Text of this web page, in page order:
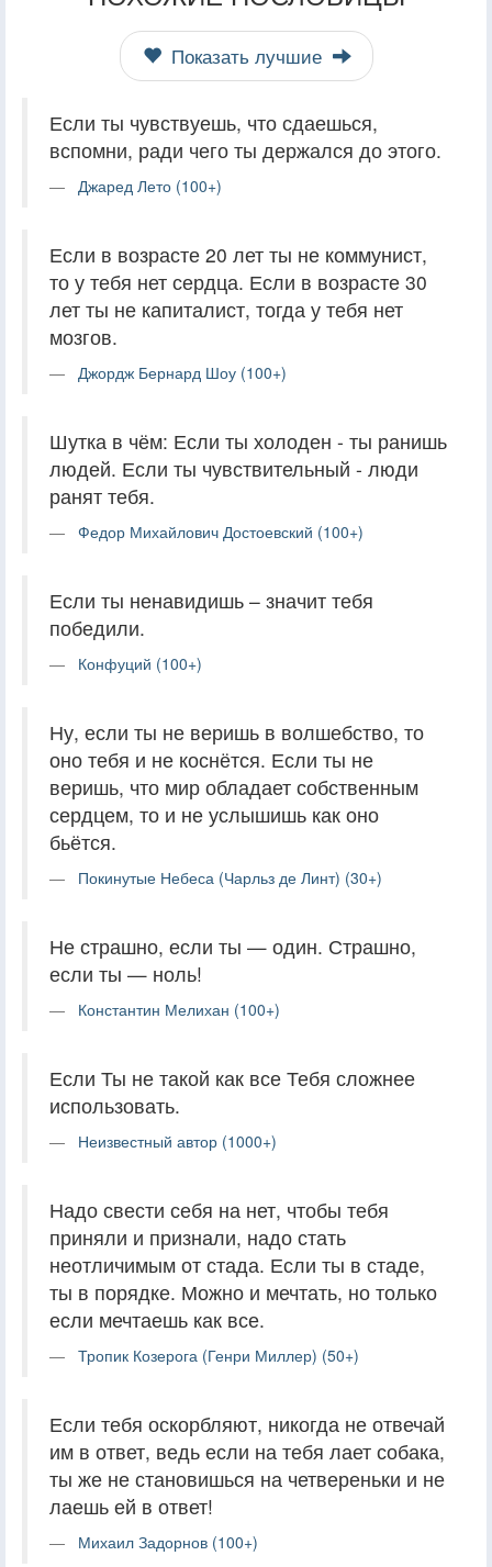
Показать лучшие
Если ты чувствуешь, что сдаешься,
вспомни, ради чего ты держался до этого.
Джаред Лето (100+)
Если в возрасте 20 лет ты не коммунист,
то у тебя нет сердца. Если в возрасте 30
лет ты не капиталист, тогда у тебя нет
мозгов.
Джордж Бернард Шоу (100+)
Шутка в чём: Если ты холоден - ты ранишь
людей. Если ты чувствительный - люди
ранят тебя.
Федор Михайлович Достоевский (100+)
Если ты ненавидишь – значит тебя
победили.
Конфуций (100+)
Ну, если ты не веришь в волшебство, то
оно тебя и не коснётся. Если ты не
веришь, что мир обладает собственным
сердцем, то и не услышишь как оно
бьётся.
Покинутые Небеса (Чарльз де Линт) (30+)
Не страшно, если ты — один. Страшно,
если ты — ноль!
Константин Мелихан (100+)
Если Ты не такой как все Тебя сложнее
использовать.
Неизвестный автор (1000+)
Надо свести себя на нет, чтобы тебя
приняли и признали, надо стать
неотличимым от стада. Если ты в стаде,
ты в порядке. Можно и мечтать, но только
если мечтаешь как все.
Тропик Козерога (Генри Миллер) (50+)
Если тебя оскорбляют, никогда не отвечай
им в ответ, ведь если на тебя лает собака,
ты же не становишься на четвереньки и не
лаешь ей в ответ!
Михаил Задорнов (100+)